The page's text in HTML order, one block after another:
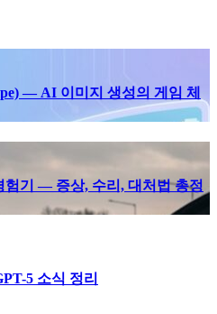
— AI 이미지 생성의 게임 체
기 — 증상, 수리, 대처법 총정
5 소식 정리